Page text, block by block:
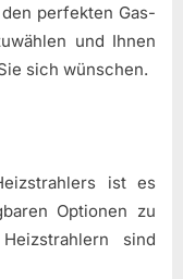
perfekten Gas-
und Ihnen
sich wünschen.
ist es
Optionen zu
sind